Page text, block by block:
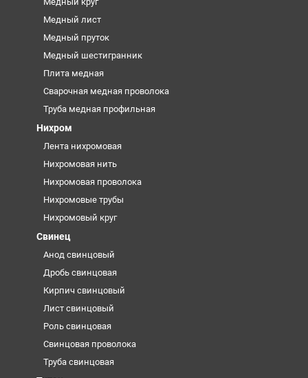
Медный лист
Медный пруток
Медный шестигранник
Плита медная
Сварочная медная проволока
Труба медная профильная
Нихром
Лента нихромовая
Нихромовая нить
Нихромовая проволока
Нихромовые трубы
Нихромовый круг
Свинец
Анод свинцовый
Дробь свинцовая
Кирпич свинцовый
Лист свинцовый
Роль свинцовая
Свинцовая проволока
Труба свинцовая